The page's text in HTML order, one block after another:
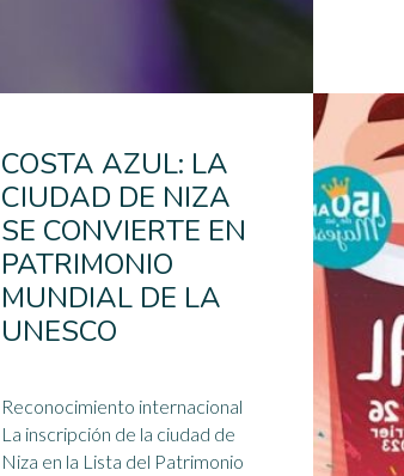
COSTA AZUL: LA
CIUDAD DE NIZA
SE CONVIERTE EN
PATRIMONIO
MUNDIAL DE LA
UNESCO
Reconocimiento internacional
La inscripción de la ciudad de
Niza en la Lista del Patrimonio